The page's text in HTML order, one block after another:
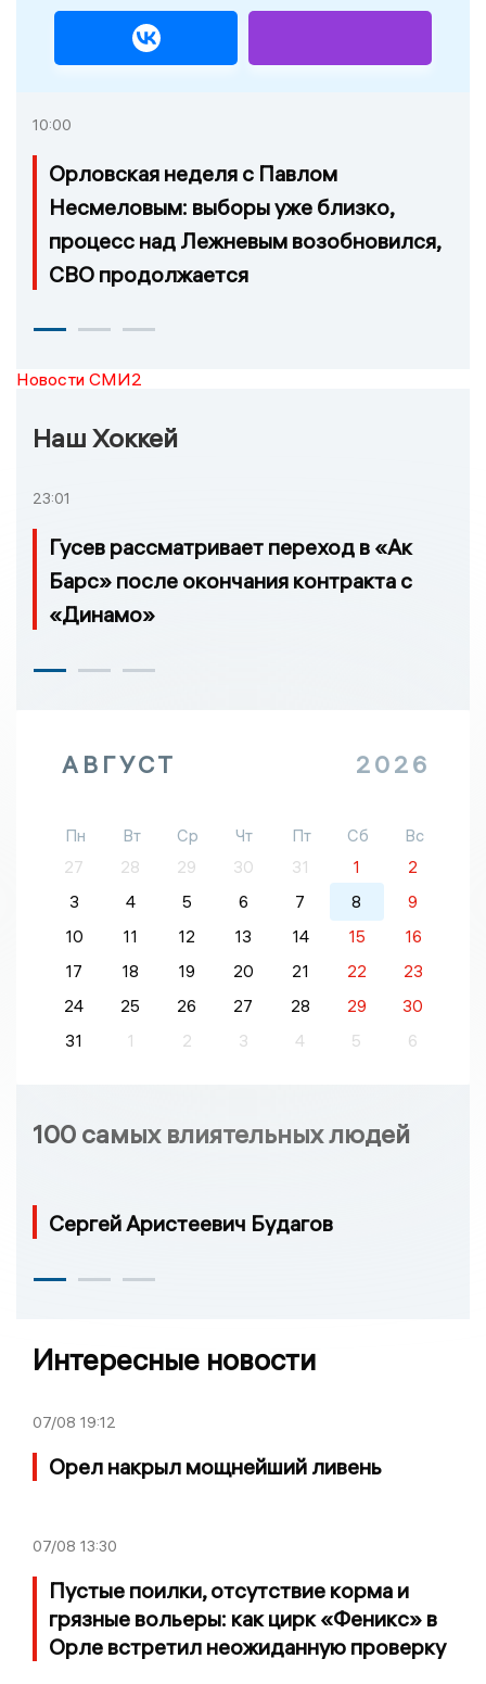
10:00
Орловская неделя с Павлом
Несмеловым: выборы уже близко,
процесс над Лежневым возобновился,
СВО продолжается
Новости СМИ2
Наш Хоккей
23:01
Гусев рассматривает переход в «Ак
Барс» после окончания контракта с
«Динамо»
АВГУСТ 2026
Пн Вт Ср Чт Пт Сб
Вс
27
28 29 30 31 1
2
3
4 5 6 7 8
9
10
11 12 13 14 15
16
17
18 19 20 21 22
23
24
25 26 27 28 29
30
31
1 2 3 4 5 6
100 самых влиятельных людей
Сергей Аристеевич Будагов
Интересные новости
07/08 19:12
Орел накрыл мощнейший ливень
07/08 13:30
Пустые поилки, отсутствие корма и
грязные вольеры: как цирк «Феникс» в
Орле встретил неожиданную проверку